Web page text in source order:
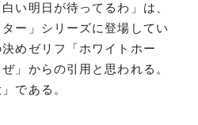
い明日が待ってるわ」は、
ー」シリーズに登場してい
めゼリフ「ホワイトホー
」からの引用と思われる。
である。